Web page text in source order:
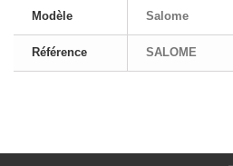
Modèle Salome
Référence SALOME